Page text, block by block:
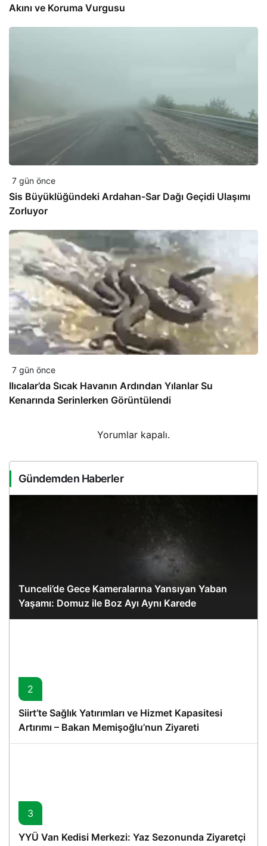
Akını ve Koruma Vurgusu
7 gün önce
Sis Büyüklüğündeki Ardahan-Sar Dağı Geçidi Ulaşımı
Zorluyor
7 gün önce
Ilıcalar’da Sıcak Havanın Ardından Yılanlar Su
Kenarında Serinlerken Görüntülendi
Yorumlar kapalı.
Gündemden Haberler
Tunceli’de Gece Kameralarına Yansıyan Yaban
Yaşamı: Domuz ile Boz Ayı Aynı Karede
2
Siirt’te Sağlık Yatırımları ve Hizmet Kapasitesi
Artırımı – Bakan Memişoğlu’nun Ziyareti
3
YYÜ Van Kedisi Merkezi: Yaz Sezonunda Ziyaretçi